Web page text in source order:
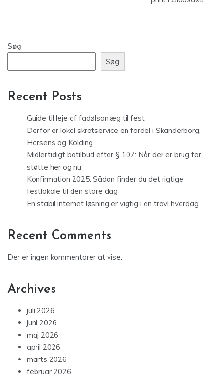
Søg
Søg
Recent Posts
Guide til leje af fadølsanlæg til fest
Derfor er lokal skrotservice en fordel i Skanderborg,
Horsens og Kolding
Midlertidigt botilbud efter § 107: Når der er brug for
støtte her og nu
Konfirmation 2025: Sådan finder du det rigtige
festlokale til den store dag
En stabil internet løsning er vigtig i en travl hverdag
Recent Comments
Der er ingen kommentarer at vise.
Archives
juli 2026
juni 2026
maj 2026
april 2026
marts 2026
februar 2026